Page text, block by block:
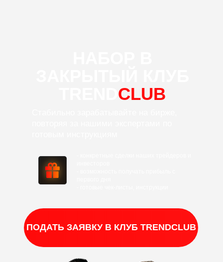
CLUB
ПОДАТЬ ЗАЯВКУ В КЛУБ TRENDCLUB